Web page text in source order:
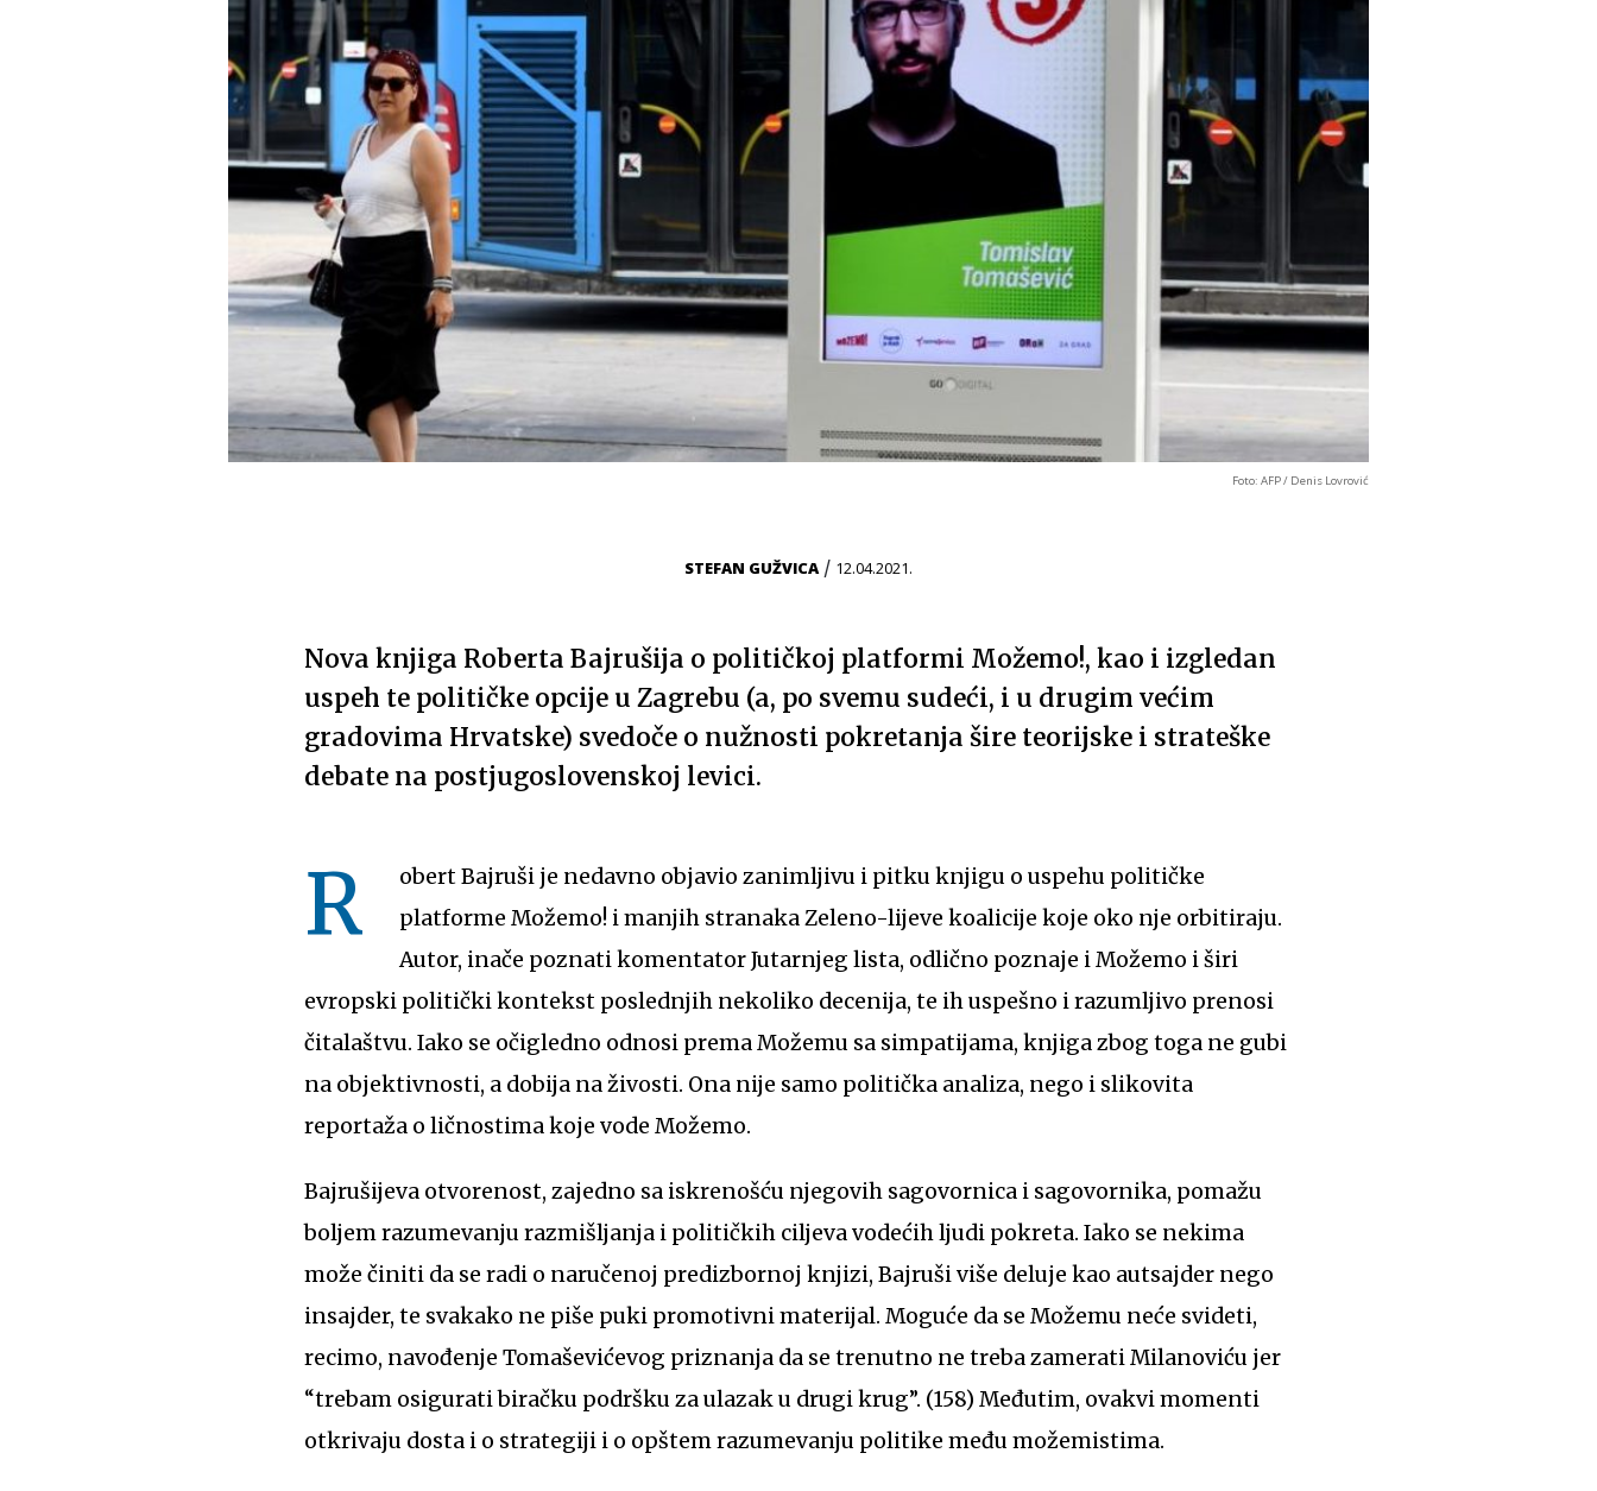
Foto: AFP / Denis Lovrović
STEFAN GUŽVICA / 12.04.2021.
Nova knjiga Roberta Bajrušija o političkoj platformi Možemo!, kao i izgledan
uspeh te političke opcije u Zagrebu (a, po svemu sudeći, i u drugim većim
gradovima Hrvatske) svedoče o nužnosti pokretanja šire teorijske i strateške
debate na postjugoslovenskoj levici.
R
obert Bajruši je nedavno objavio zanimljivu i pitku knjigu o uspehu političke
platforme Možemo! i manjih stranaka Zeleno-lijeve koalicije koje oko nje orbitiraju.
Autor, inače poznati komentator Jutarnjeg lista, odlično poznaje i Možemo i širi
evropski politički kontekst poslednjih nekoliko decenija, te ih uspešno i razumljivo prenosi
čitalaštvu. Iako se očigledno odnosi prema Možemu sa simpatijama, knjiga zbog toga ne gubi
na objektivnosti, a dobija na živosti. Ona nije samo politička analiza, nego i slikovita
reportaža o ličnostima koje vode Možemo.
Bajrušijeva otvorenost, zajedno sa iskrenošću njegovih sagovornica i sagovornika, pomažu
boljem razumevanju razmišljanja i političkih ciljeva vodećih ljudi pokreta. Iako se nekima
može činiti da se radi o naručenoj predizbornoj knjizi, Bajruši više deluje kao autsajder nego
insajder, te svakako ne piše puki promotivni materijal. Moguće da se Možemu neće svideti,
recimo, navođenje Tomaševićevog priznanja da se trenutno ne treba zamerati Milanoviću jer
“trebam osigurati biračku podršku za ulazak u drugi krug”. (158) Međutim, ovakvi momenti
otkrivaju dosta i o strategiji i o opštem razumevanju politike među možemistima.